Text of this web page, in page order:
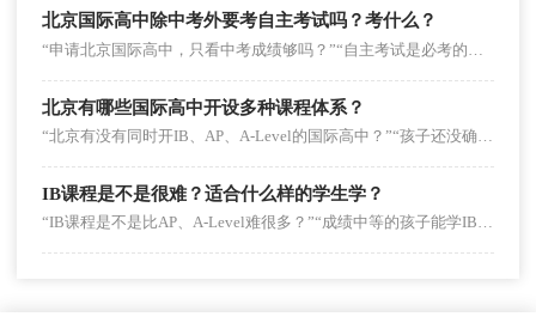
北京国际高中除中考外要考自主考试吗？考什么？
北京有哪些国际高中开设多种课程体系？
“北京有没有同时开IB、AP、A-Level的国际高中？”“孩子还没确定留学国家，选多课程体系学校是不是更稳妥？”“不同课程体系可以中途切换吗？”在国际高中选择中，课程体系的灵活性是家长和学生的重要考量。事实上，北京多数优质国际高中已开设多种课程体系，既能适配不同留学目标，又能给学生留足调整空间。
IB课程是不是很难？适合什么样的学生学？
“IB课程是不是比AP、A-Level难很多？”“成绩中等的孩子能学IB吗？”“学IB对申请海外名校有优势吗？”在国际课程选择中，IB课程的难度与适配性始终是家长和学生的核心关切。事实上，IB课程确实有难度，但并非“学霸专属”，其难度集中在综合能力要求而非单纯知识深度，适配具备自主规划、综合素养强的学生。